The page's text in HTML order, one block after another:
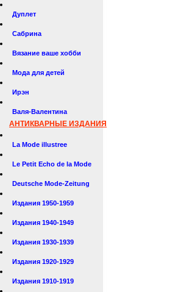
Дуплет
Сабрина
Вязание ваше хобби
Мода для детей
Ирэн
Валя-Валентина
АНТИКВАРНЫЕ ИЗДАНИЯ
La Mode illustree
Le Petit Echo de la Mode
Deutsche Mode-Zeitung
Издания 1950-1959
Издания 1940-1949
Издания 1930-1939
Издания 1920-1929
Издания 1910-1919